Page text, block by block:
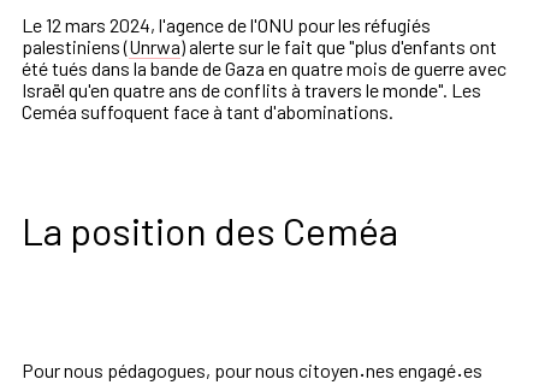
Le 12 mars 2024, l'agence de l'ONU pour les réfugiés
palestiniens (Unrwa) alerte sur le fait que "plus d'enfants ont
été tués dans la bande de Gaza en quatre mois de guerre avec
Israël qu'en quatre ans de conflits à travers le monde". Les
Ceméa suffoquent face à tant d'abominations.
La position des Ceméa
Pour nous pédagogues, pour nous citoyen·nes engagé·es